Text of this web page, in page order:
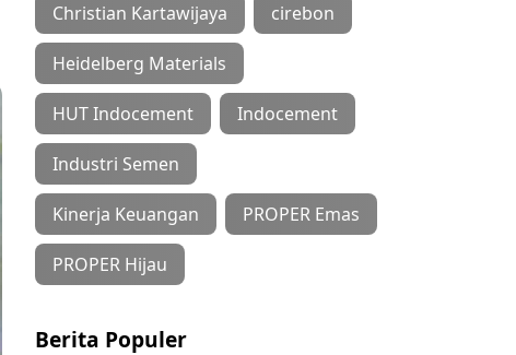
Christian Kartawijaya cirebon
Heidelberg Materials
HUT Indocement Indocement
Industri Semen
Kinerja Keuangan PROPER Emas
PROPER Hijau
Berita Populer